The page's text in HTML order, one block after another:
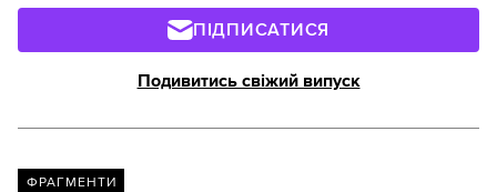
ПІДПИСАТИСЯ
Подивитись свіжий випуск
ФРАГМЕНТИ